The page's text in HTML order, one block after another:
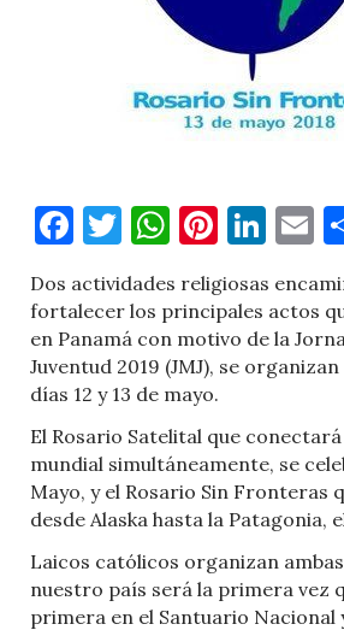
Facebook
Twitter
Dos actividades religiosas
fortalecer los principales actos
en Panamá con motivo de la
Juventud 2019 (JMJ), se
días 12 y 13 de mayo.
El Rosario Satelital que conectará
mundial simultáneamente, se
Mayo, y el Rosario Sin Fronteras
desde Alaska hasta la Patagonia,
Laicos católicos organizan
nuestro país será la primera vez
primera en el Santuario Nacional